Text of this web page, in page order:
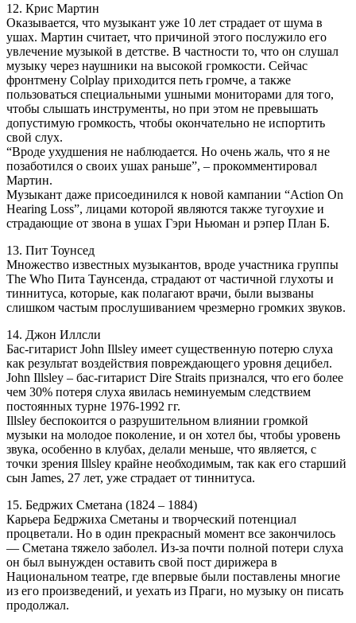
12. Крис Мартин
Оказывается, что музыкант уже 10 лет страдает от шума в
ушах. Мартин считает, что причиной этого послужило его
увлечение музыкой в детстве. В частности то, что он слушал
музыку через наушники на высокой громкости. Сейчас
фронтмену Colplay приходится петь громче, а также
пользоваться специальными ушными мониторами для того,
чтобы слышать инструменты, но при этом не превышать
допустимую громкость, чтобы окончательно не испортить
свой слух.
“Вроде ухудшения не наблюдается. Но очень жаль, что я не
позаботился о своих ушах раньше”, – прокомментировал
Мартин.
Музыкант даже присоединился к новой кампании “Action On
Hearing Loss”, лицами которой являются также тугоухие и
страдающие от звона в ушах Гэри Ньюман и рэпер План Б.
13. Пит Тоунсед
Множество известных музыкантов, вроде участника группы
The Who Пита Таунсенда, страдают от частичной глухоты и
тиннитуса, которые, как полагают врачи, были вызваны
слишком частым прослушиванием чрезмерно громких звуков.
14. Джон Иллсли
Бас-гитарист John Illsley имеет существенную потерю слуха
как результат воздействия повреждающего уровня децибел.
John Illsley – бас-гитарист Dire Straits признался, что его более
чем 30% потеря слуха явилась неминуемым следствием
постоянных турне 1976-1992 гг.
Illsley беспокоится о разрушительном влиянии громкой
музыки на молодое поколение, и он хотел бы, чтобы уровень
звука, особенно в клубах, делали меньше, что является, с
точки зрения Illsley крайне необходимым, так как его старший
сын James, 27 лет, уже страдает от тиннитуса.
15. Бедржих Сметана (1824 – 1884)
Карьера Бедржиха Сметаны и творческий потенциал
процветали. Но в один прекрасный момент все закончилось
— Сметана тяжело заболел. Из-за почти полной потери слуха
он был вынужден оставить свой пост дирижера в
Национальном театре, где впервые были поставлены многие
из его произведений, и уехать из Праги, но музыку он писать
продолжал.